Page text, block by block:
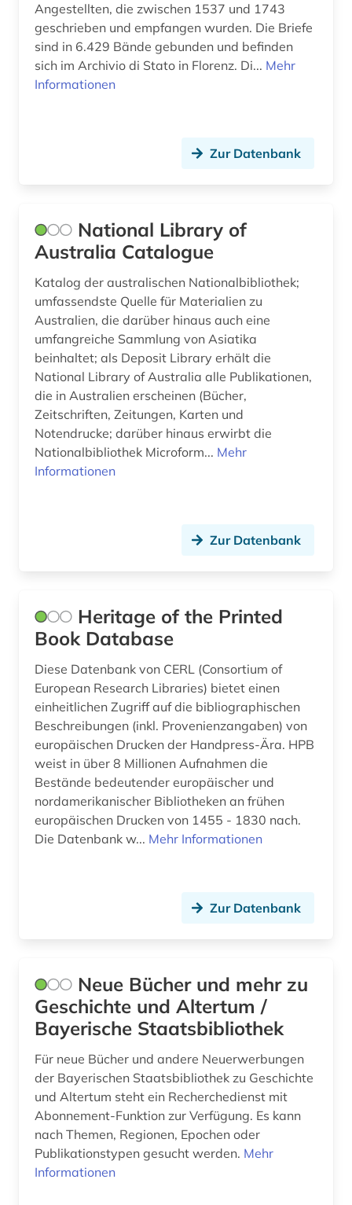
dokumentenserver (2)
dokumentlieferung (1)
dresden (3)
drittes reich (3)
druck (2)
druckgeschichte (1)
druckgrafik (2)
druckgraphik (1)
druckwerk (18)
dziga (1)
edition (1)
egon (1)
eichstätt (1)
einblattdrucke (1)
einführung (1)
einkauf (1)
einstein (1)
elearning (1)
elektroakustische musik (1)
elektronische medien (1)
elektronische zeitschrift (4)
elektronische zeitung (1)
Angestellten, die zwischen 1537 und 1743
geschrieben und empfangen wurden. Die Briefe
sind in 6.429 Bände gebunden und befinden
sich im Archivio di Stato in Florenz. Di... Mehr
Informationen
Zur Datenbank
National Library of
Australia Catalogue
Katalog der australischen Nationalbibliothek;
umfassendste Quelle für Materialien zu
Australien, die darüber hinaus auch eine
umfangreiche Sammlung von Asiatika
beinhaltet; als Deposit Library erhält die
National Library of Australia alle Publikationen,
die in Australien erscheinen (Bücher,
Zeitschriften, Zeitungen, Karten und
Notendrucke; darüber hinaus erwirbt die
Nationalbibliothek Microform... Mehr
Informationen
Zur Datenbank
Heritage of the Printed
Book Database
Diese Datenbank von CERL (Consortium of
European Research Libraries) bietet einen
einheitlichen Zugriff auf die bibliographischen
Beschreibungen (inkl. Provenienzangaben) von
europäischen Drucken der Handpress-Ära. HPB
weist in über 8 Millionen Aufnahmen die
Bestände bedeutender europäischer und
nordamerikanischer Bibliotheken an frühen
europäischen Drucken von 1455 - 1830 nach.
Die Datenbank w... Mehr Informationen
Zur Datenbank
Neue Bücher und mehr zu
Geschichte und Altertum /
Bayerische Staatsbibliothek
Für neue Bücher und andere Neuerwerbungen
der Bayerischen Staatsbibliothek zu Geschichte
und Altertum steht ein Recherchedienst mit
Abonnement-Funktion zur Verfügung. Es kann
nach Themen, Regionen, Epochen oder
Publikationstypen gesucht werden. Mehr
Informationen